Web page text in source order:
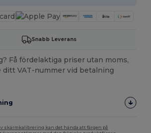
Snabb Leverans
Få fördelaktiga priser utan moms,
ditt VAT-nummer vid betalning
skärmkalibrering kan det hända att färgen på